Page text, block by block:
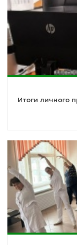
Итоги личного